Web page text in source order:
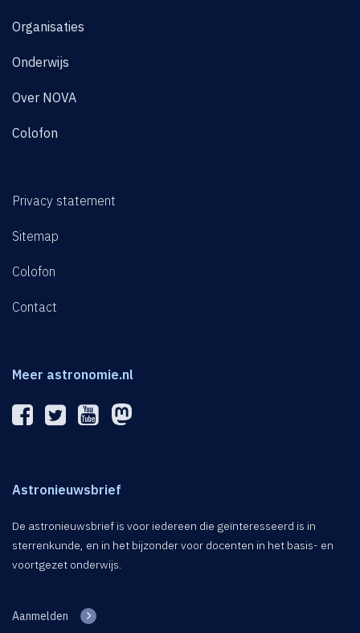
Organisaties
Onderwijs
Over NOVA
Colofon
Privacy statement
Sitemap
Colofon
Contact
Meer astronomie.nl
Astronieuwsbrief
De astronieuwsbrief is voor iedereen die geïnteresseerd is in
sterrenkunde, en in het bijzonder voor docenten in het basis- en
voortgezet onderwijs.
Aanmelden